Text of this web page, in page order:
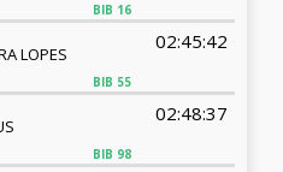
BIB 16
BIB 55
LOPES
02:45:42
BIB 98
02:48:37